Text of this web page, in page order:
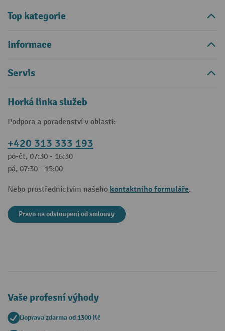
Top kategorie
Informace
Servis
Horká linka služeb
Podpora a poradenství v oblasti:
+420 313 333 193
po-čt, 07:30 - 16:30
pá, 07:30 - 15:00
Nebo prostřednictvím našeho kontaktního formuláře.
Pravo na odstoupeni od smlouvy
Vaše profesní výhody
Doprava zdarma od 1300 Kč